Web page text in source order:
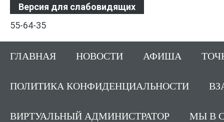
Версия для слабовидящих
55-64-35
ГЛАВНАЯ НОВОСТИ АФИША
ПОЛИТИКА КОНФИДЕНЦИАЛЬНОСТИ
ВИРТУАЛЬНЫЙ АДМИНИСТРАТОР МЫ В